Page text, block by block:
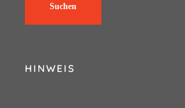
Suchen
HINWEIS